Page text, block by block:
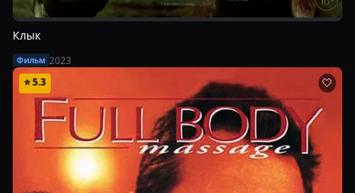
Клык
Фильм 2023
⭐5.3 🤍